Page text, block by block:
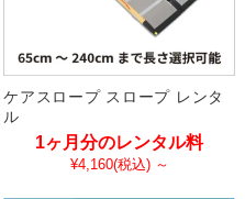
ケアスロープ スロープ レンタ
ル
1ヶ月分のレンタル料
¥4,160(税込) ～